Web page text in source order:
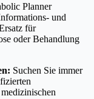
Planner
und
für
oder Behandlung
Suchen Sie immer